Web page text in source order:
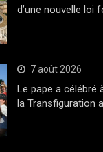
d’une nouvelle loi
7 août 2026
Le pape a célébré
la Transfiguration